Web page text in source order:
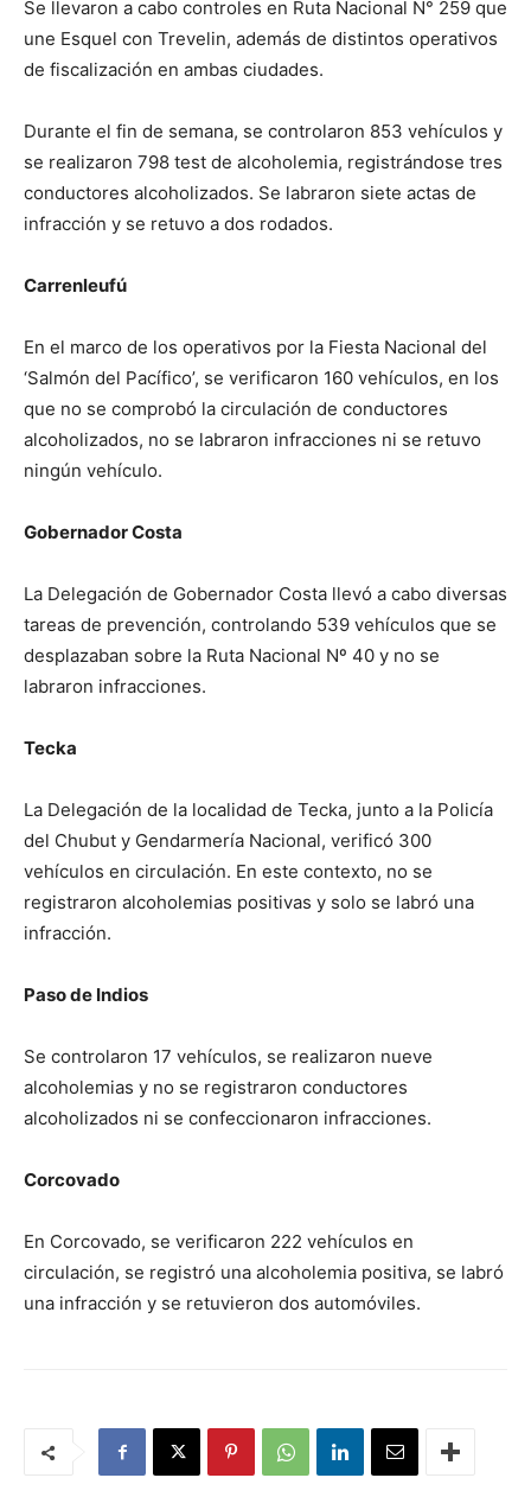
Se llevaron a cabo controles en Ruta Nacional N° 259 que
une Esquel con Trevelin, además de distintos operativos
de fiscalización en ambas ciudades.
Durante el fin de semana, se controlaron 853 vehículos y
se realizaron 798 test de alcoholemia, registrándose tres
conductores alcoholizados. Se labraron siete actas de
infracción y se retuvo a dos rodados.
Carrenleufú
En el marco de los operativos por la Fiesta Nacional del
‘Salmón del Pacífico’, se verificaron 160 vehículos, en los
que no se comprobó la circulación de conductores
alcoholizados, no se labraron infracciones ni se retuvo
ningún vehículo.
Gobernador Costa
La Delegación de Gobernador Costa llevó a cabo diversas
tareas de prevención, controlando 539 vehículos que se
desplazaban sobre la Ruta Nacional Nº 40 y no se
labraron infracciones.
Tecka
La Delegación de la localidad de Tecka, junto a la Policía
del Chubut y Gendarmería Nacional, verificó 300
vehículos en circulación. En este contexto, no se
registraron alcoholemias positivas y solo se labró una
infracción.
Paso de Indios
Se controlaron 17 vehículos, se realizaron nueve
alcoholemias y no se registraron conductores
alcoholizados ni se confeccionaron infracciones.
Corcovado
En Corcovado, se verificaron 222 vehículos en
circulación, se registró una alcoholemia positiva, se labró
una infracción y se retuvieron dos automóviles.